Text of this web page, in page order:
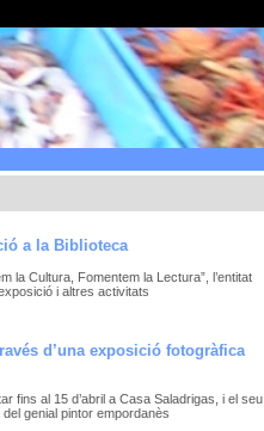
a la Biblioteca
la Cultura, Fomentem la Lectura”, l’entitat
i altres activitats
d’una exposició fotogràfica
fins al 15 d’abril a Casa Saladrigas, i el seu
genial pintor empordanès